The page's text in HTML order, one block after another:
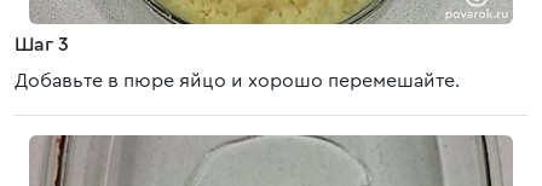
Шаг 3
Добавьте в пюре яйцо и хорошо перемешайте.